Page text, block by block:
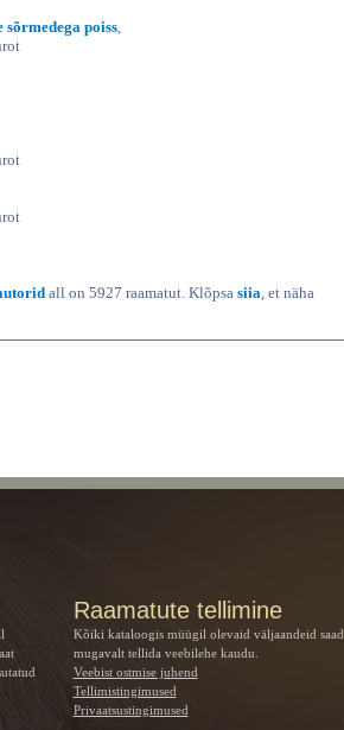
poiss
all on 5927 raamatut. Klõpsa siia , et näha
Raamatute tellimine
Kõiki kataloogis müügil olevaid väljaandeid saad
mugavalt tellida veebilehe kaudu.
Veebist ostmise juhend
Tellimistingimused
Privaatsustingimused